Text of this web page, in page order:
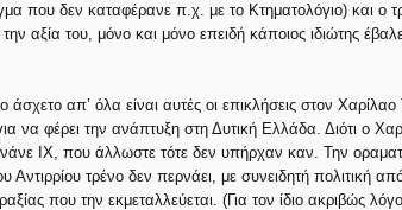
που δεν καταφέρανε π.χ. με το Κτηματολόγιο) και ο
αξία του, μόνο και μόνο επειδή κάποιος ιδιώτης
άσχετο απ’ όλα είναι αυτές οι επικλήσεις στον
να φέρει την ανάπτυξη στη Δυτική Ελλάδα. Διότι ο
ΙΧ, που άλλωστε τότε δεν υπήρχαν καν. Την
Αντιρρίου τρένο δεν περνάει, με συνειδητή πολιτική
που την εκμεταλλεύεται. (Για τον ίδιο ακριβώς